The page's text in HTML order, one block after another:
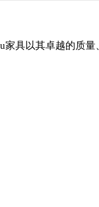
具以其卓越的质量